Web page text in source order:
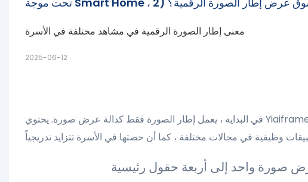
معنى إطار الصورة الرقمية في مشاهد مختلفة في الأسرة
2025-06-12
في البداية ، يعمل إطار الصورة فقط كدالة عرض صورة. يحتوي Yiaiframe Digital Picture Frame على بنية إلكترونية دقيقة لتحقيق
صورة واحد إلى أربعة حقول رئيسية